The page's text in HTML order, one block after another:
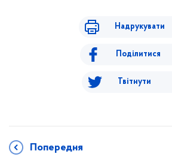
Надрукувати
Поділитися
Твітнути
Попередня